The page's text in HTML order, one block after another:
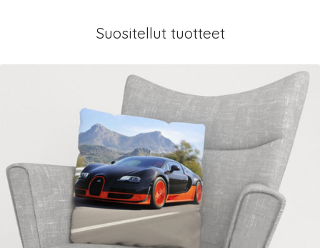
Suositellut tuotteet